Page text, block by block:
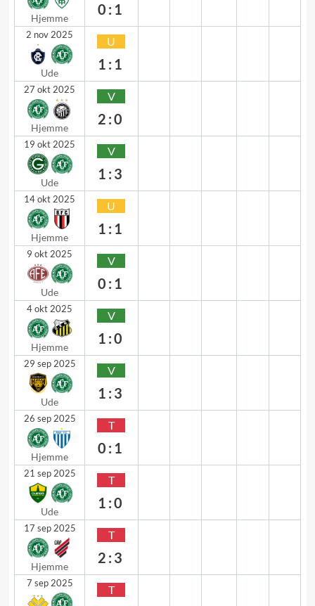
Hjemme
0:1
2 nov 2025
Ude
U
1:1
27 okt 2025
Hjemme
V
2:0
19 okt 2025
Ude
V
1:3
14 okt 2025
Hjemme
U
1:1
9 okt 2025
Ude
V
0:1
4 okt 2025
Hjemme
V
1:0
29 sep 2025
Ude
V
1:3
26 sep 2025
Hjemme
T
0:1
21 sep 2025
Ude
T
1:0
17 sep 2025
Hjemme
T
2:3
7 sep 2025 T